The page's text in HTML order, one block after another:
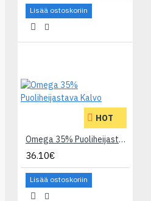
Lisää ostoskoriin
HOT
Omega 35% Puoliheijastava Kalvo
36.10€
Lisää ostoskoriin